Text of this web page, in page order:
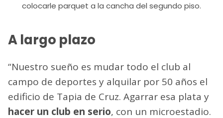
colocarle parquet a la cancha del segundo piso.
A largo plazo
“Nuestro sueño es mudar todo el club al
campo de deportes y alquilar por 50 años el
edificio de Tapia de Cruz. Agarrar esa plata y
hacer un club en serio, con un microestadio.